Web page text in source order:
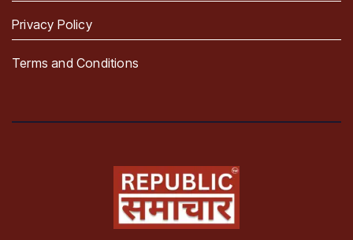
Privacy Policy
Terms and Conditions